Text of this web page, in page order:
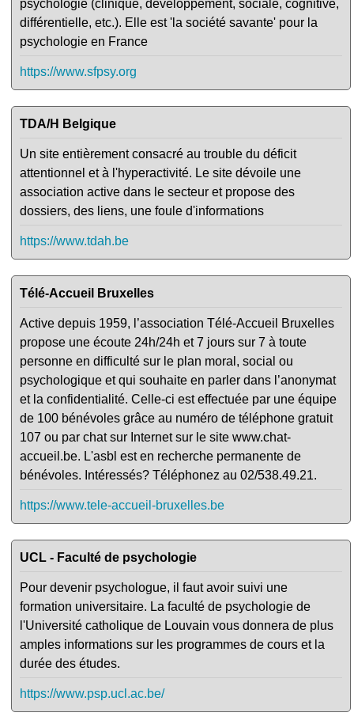
psychologie (clinique, développement, sociale, cognitive,
différentielle, etc.). Elle est 'la société savante' pour la
psychologie en France
https://www.sfpsy.org
TDA/H Belgique
Un site entièrement consacré au trouble du déficit
attentionnel et à l'hyperactivité. Le site dévoile une
association active dans le secteur et propose des
dossiers, des liens, une foule d'informations
https://www.tdah.be
Télé-Accueil Bruxelles
Active depuis 1959, l’association Télé-Accueil Bruxelles
propose une écoute 24h/24h et 7 jours sur 7 à toute
personne en difficulté sur le plan moral, social ou
psychologique et qui souhaite en parler dans l’anonymat
et la confidentialité. Celle-ci est effectuée par une équipe
de 100 bénévoles grâce au numéro de téléphone gratuit
107 ou par chat sur Internet sur le site www.chat-
accueil.be. L'asbl est en recherche permanente de
bénévoles. Intéressés? Téléphonez au 02/538.49.21.
https://www.tele-accueil-bruxelles.be
UCL - Faculté de psychologie
Pour devenir psychologue, il faut avoir suivi une
formation universitaire. La faculté de psychologie de
l'Université catholique de Louvain vous donnera de plus
amples informations sur les programmes de cours et la
durée des études.
https://www.psp.ucl.ac.be/